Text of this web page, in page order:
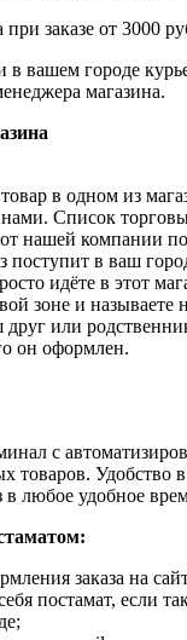
при заказе от 3000
в вашем городе
магазина.
в одном из
Список
нашей компании
поступит в ваш
идёте в этот
зоне и называете
или
он оформлен.
с
товаров. Удобство
в любое удобное
заказа на
постамат, если